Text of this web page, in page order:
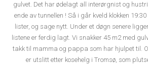
gulvet. Det har ødelagt all interørgnist og
ende av tunnellen ! Så i går kveld klokken
lister, og sage nytt. Under et døgn senere
listene er ferdig lagt. Vi snakker 45 m2 med
takk til mamma og pappa som har hjulpet til.
er utslitt etter kosehelg i Tromsø, som